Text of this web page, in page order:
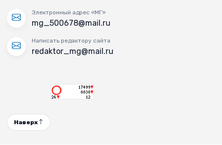
Электронный адрес «МГ»
mg_500678@mail.ru
Написать редактору сайта
redaktor_mg@mail.ru
Наверх